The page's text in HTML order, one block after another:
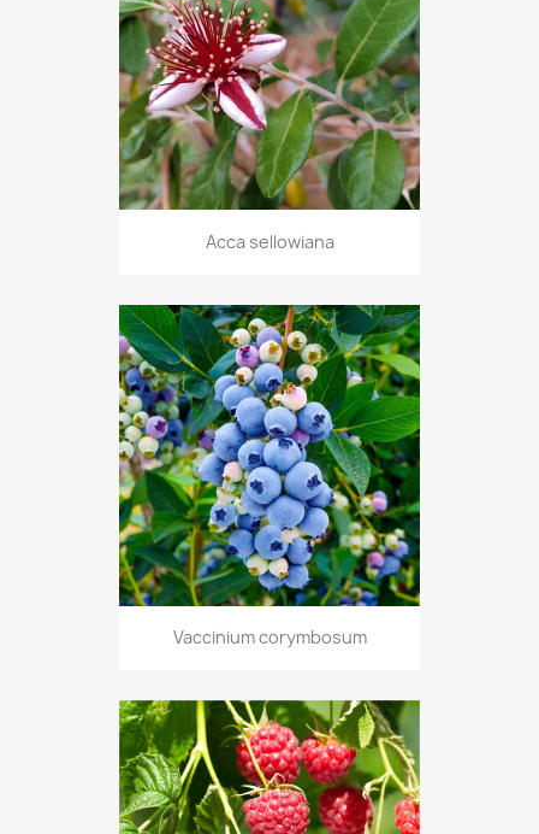
Acca sellowiana
Vaccinium corymbosum